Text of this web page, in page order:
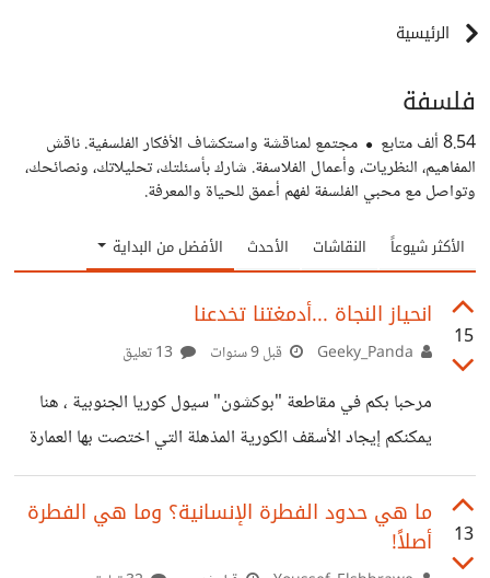
الرئيسية
فلسفة
8.54 ألف متابع
مجتمع لمناقشة واستكشاف الأفكار الفلسفية. ناقش
المفاهيم، النظريات، وأعمال الفلاسفة. شارك بأسئلتك، تحليلاتك، ونصائحك،
وتواصل مع محبي الفلسفة لفهم أعمق للحياة والمعرفة.
الأكثر شيوعاً النقاشات الأحدث الأفضل من البداية
15
انحياز النجاة ...أدمغتنا تخدعنا
قبل 9 سنوات
مرحبا بكم في مقاطعة "بوكشون" سيول كوريا الجنوبية ، هنا
يمكنكم إيجاد الأسقف الكورية المذهلة التي اختصت بها العمارة
الكورية التقليدية. بالنظر إلى هذه الأبنية سيكون من الطبيعي أن
يتبادر إلى ذهنك أنها لم تعد تبنى بنفس الجودة كما كانت في
الماضي. لكن : هل هذا صحيح فعلا ؟ لأننا لا ننظر إلى كل المنازل
13
ما هي حدود الفطرة الإنسانية؟ وما هي الفطرة
أصلاً!